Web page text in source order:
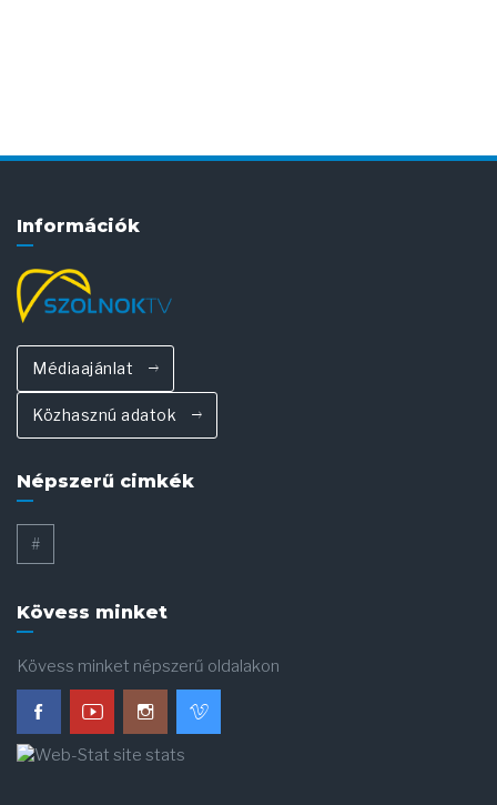
Információk
Médiaajánlat
Közhasznú adatok
Népszerű cimkék
#
Kövess minket
Kövess minket népszerű oldalakon